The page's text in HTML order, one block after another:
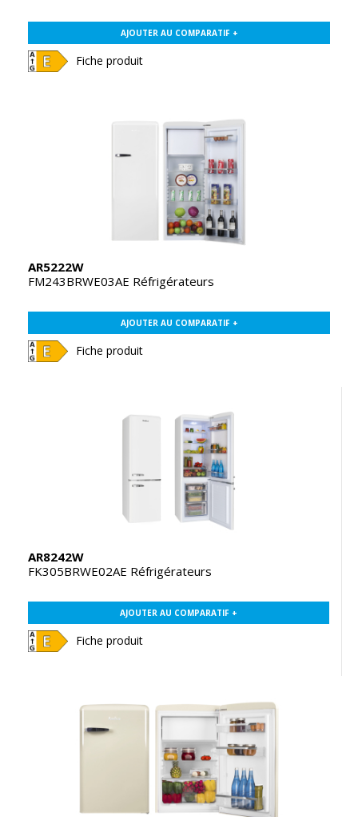
AJOUTER AU COMPARATIF +
Fiche produit
AR5222W
FM243BRWE03AE Réfrigérateurs
AJOUTER AU COMPARATIF +
Fiche produit
AR8242W
FK305BRWE02AE Réfrigérateurs
AJOUTER AU COMPARATIF +
Fiche produit